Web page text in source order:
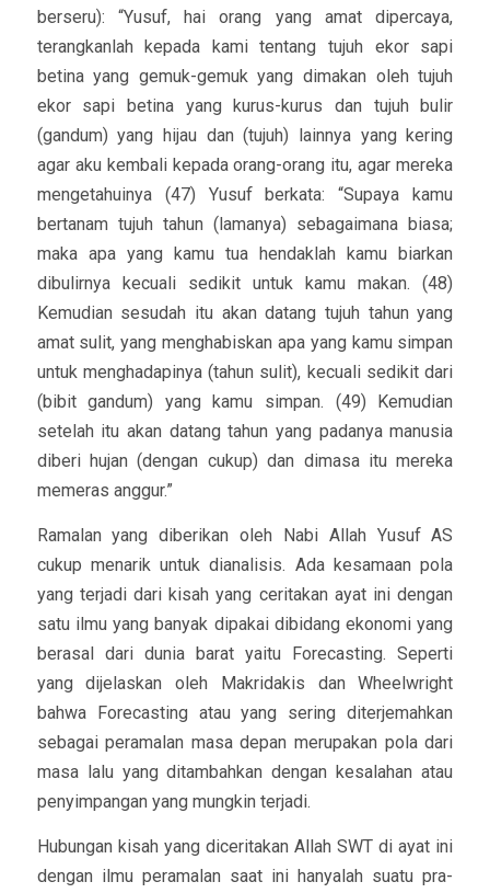
berseru): “Yusuf, hai orang yang amat dipercaya,
terangkanlah kepada kami tentang tujuh ekor sapi
betina yang gemuk-gemuk yang dimakan oleh tujuh
ekor sapi betina yang kurus-kurus dan tujuh bulir
(gandum) yang hijau dan (tujuh) lainnya yang kering
agar aku kembali kepada orang-orang itu, agar mereka
mengetahuinya (47) Yusuf berkata: “Supaya kamu
bertanam tujuh tahun (lamanya) sebagaimana biasa;
maka apa yang kamu tua hendaklah kamu biarkan
dibulirnya kecuali sedikit untuk kamu makan. (48)
Kemudian sesudah itu akan datang tujuh tahun yang
amat sulit, yang menghabiskan apa yang kamu simpan
untuk menghadapinya (tahun sulit), kecuali sedikit dari
(bibit gandum) yang kamu simpan. (49) Kemudian
setelah itu akan datang tahun yang padanya manusia
diberi hujan (dengan cukup) dan dimasa itu mereka
memeras anggur.”
Ramalan yang diberikan oleh Nabi Allah Yusuf AS
cukup menarik untuk dianalisis. Ada kesamaan pola
yang terjadi dari kisah yang ceritakan ayat ini dengan
satu ilmu yang banyak dipakai dibidang ekonomi yang
berasal dari dunia barat yaitu Forecasting. Seperti
yang dijelaskan oleh Makridakis dan Wheelwright
bahwa Forecasting atau yang sering diterjemahkan
sebagai peramalan masa depan merupakan pola dari
masa lalu yang ditambahkan dengan kesalahan atau
penyimpangan yang mungkin terjadi.
Hubungan kisah yang diceritakan Allah SWT di ayat ini
dengan ilmu peramalan saat ini hanyalah suatu pra-